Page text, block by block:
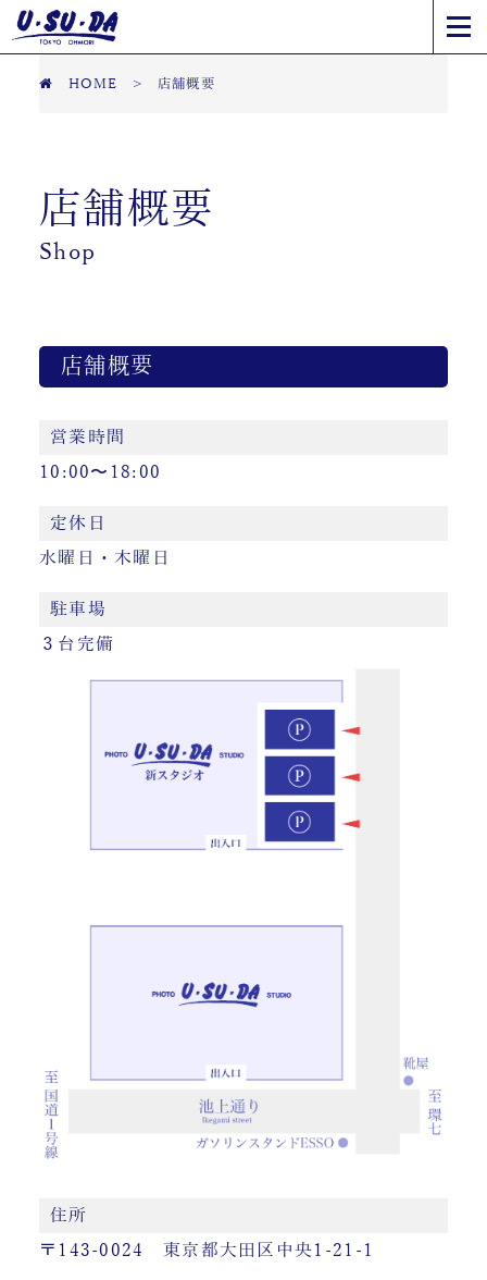
HOME > 店舗概要
店舗概要
Shop
店舗概要
営業時間
10:00〜18:00
定休日
水曜日・木曜日
駐車場
３台完備
住所
〒143-0024 東京都大田区中央1-21-1